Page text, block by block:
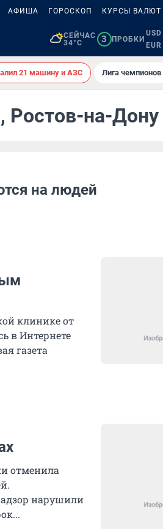
АФИША ГОРОСКОП КУРСЫ ВАЛЮТ
СЕЙЧАС
34°C
3 ПРОБКИ
21 машину и АЗС Лига чемпионов
Ростов-на-Дону
на людей
клинике от
в Интернете
газета
отменила
нарушили